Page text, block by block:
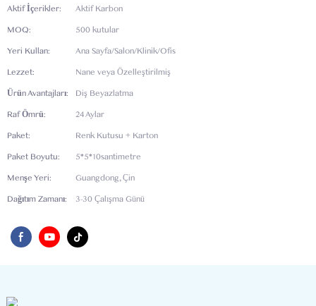
Aktif İçerikler: Aktif Karbon
MOQ: 500 kutular
Yeri Kullan: Ana Sayfa/Salon/Klinik/Ofis
Lezzet: Nane veya Özelleştirilmiş
Ürün Avantajları: Diş Beyazlatma
Raf Ömrü: 24 Aylar
Paket: Renk Kutusu + Karton
Paket Boyutu: 5*5*10santimetre
Menşe Yeri: Guangdong, Çin
Dağıtım Zamanı: 3-30 Çalışma Günü